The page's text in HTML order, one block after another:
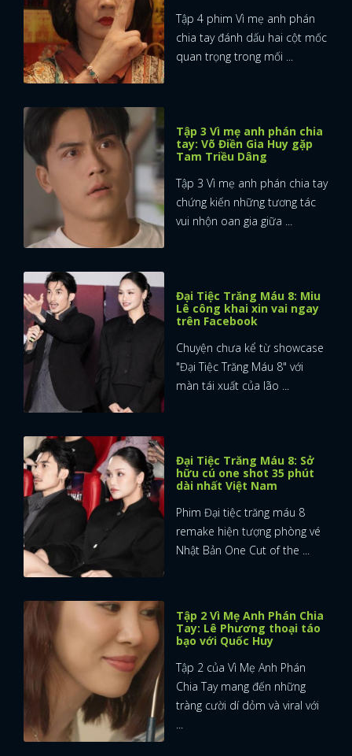
Tập 4 phim Vì mẹ anh phán
chia tay đánh dấu hai cột mốc
quan trọng trong mối ...
Tập 3 Vì mẹ anh phán chia
tay: Võ Điền Gia Huy gặp
Tam Triều Dâng
Tập 3 Vì mẹ anh phán chia tay
chứng kiến những tương tác
vui nhộn oan gia giữa ...
Đại Tiệc Trăng Máu 8: Miu
Lê công khai xin vai ngay
trên Facebook
Chuyện chưa kể từ showcase
"Đại Tiệc Trăng Máu 8" với
màn tái xuất của lão ...
Đại Tiệc Trăng Máu 8: Sở
hữu cú one shot 35 phút
dài nhất Việt Nam
Phim Đại tiệc trăng máu 8
remake hiện tượng phòng vé
Nhật Bản One Cut of the ...
Tập 2 Vì Mẹ Anh Phán Chia
Tay: Lê Phương thoại táo
bạo với Quốc Huy
Tập 2 của Vì Mẹ Anh Phán
Chia Tay mang đến những
tràng cười dí dỏm và viral với